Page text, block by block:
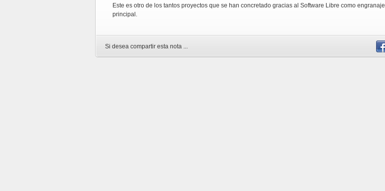
Este es otro de los tantos proyectos que se han concretado gracias al Software Libre como engranaje
principal.
Si desea compartir esta nota ...